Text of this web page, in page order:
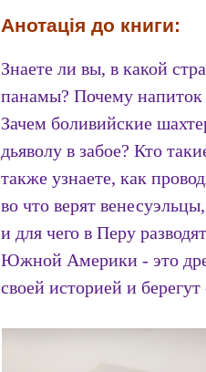
Анотація до книги:
Знаете ли вы, в какой
панамы? Почему напиток
Зачем боливийские
дьяволу в забое? Кто
также узнаете, как
во что верят
и для чего в Перу
Южной Америки - это
своей историей и